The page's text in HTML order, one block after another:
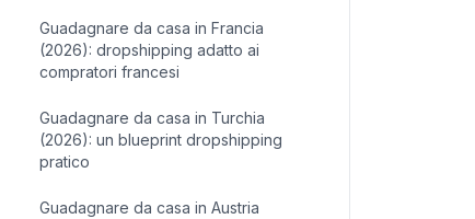
Guadagnare da casa in Francia
(2026): dropshipping adatto ai
compratori francesi
Guadagnare da casa in Turchia
(2026): un blueprint dropshipping
pratico
Guadagnare da casa in Austria